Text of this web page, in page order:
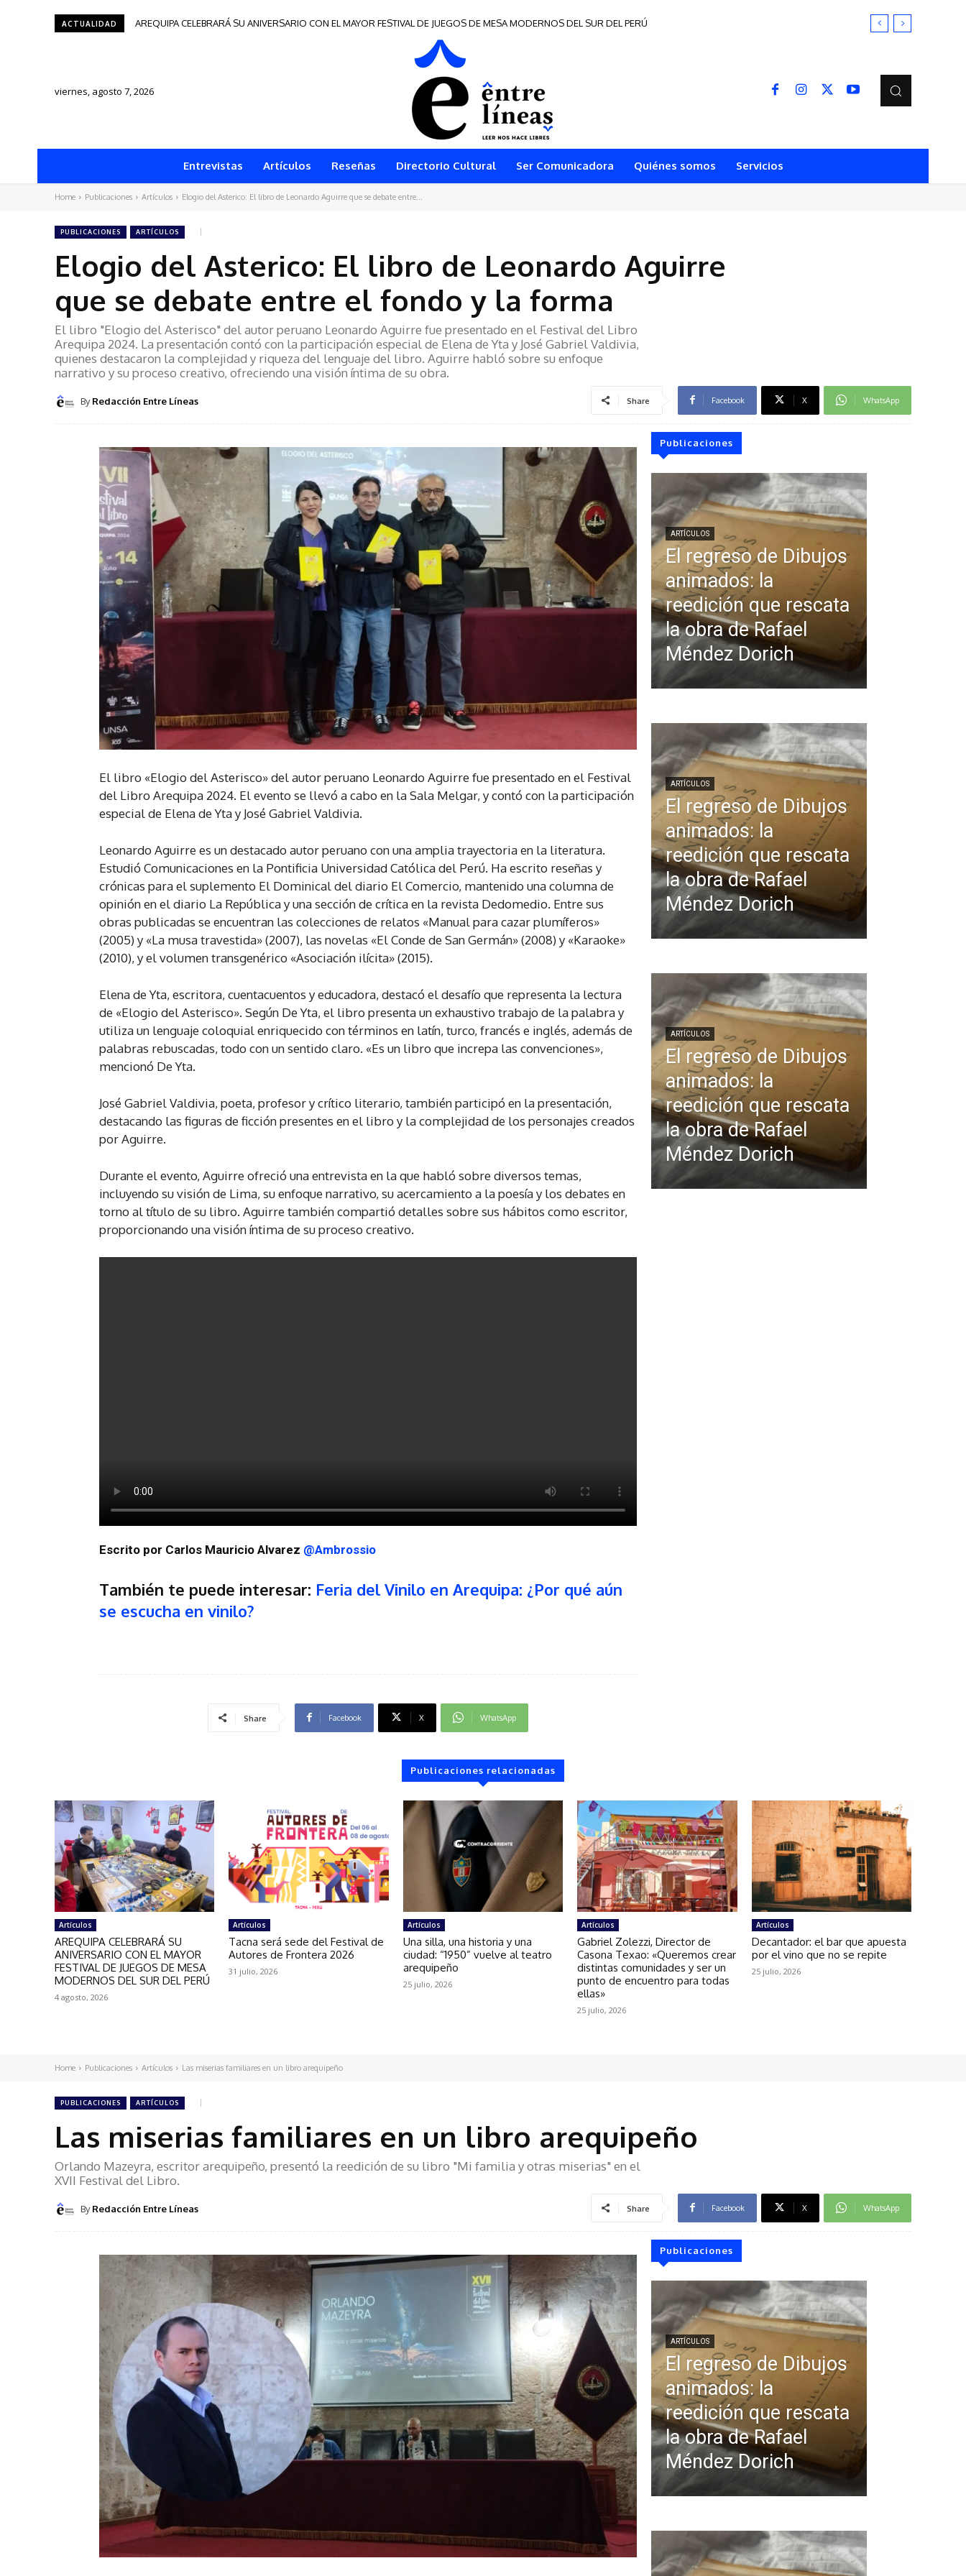
ACTUALIDAD AREQUIPA CELEBRARÁ SU ANIVERSARIO CON EL MAYOR FESTIVAL DE JUEGOS DE MESA MODERNOS DEL SUR DEL PERÚ
Tacna será sede del Festival de Autores de Frontera 2026
viernes, agosto 7, 2026
Entrevistas Artículos Reseñas Directorio Cultural Ser Comunicadora Quiénes somos Servicios
Home Publicaciones Artículos Elogio del Asterico: El libro de Leonardo Aguirre que se debate entre...
PUBLICACIONES ARTÍCULOS
Elogio del Asterico: El libro de Leonardo Aguirre
que se debate entre el fondo y la forma
El libro "Elogio del Asterisco" del autor peruano Leonardo Aguirre fue presentado en el Festival del Libro
Arequipa 2024. La presentación contó con la participación especial de Elena de Yta y José Gabriel Valdivia,
quienes destacaron la complejidad y riqueza del lenguaje del libro. Aguirre habló sobre su enfoque
narrativo y su proceso creativo, ofreciendo una visión íntima de su obra.
By Redacción Entre Líneas Share Facebook X WhatsApp
El libro «Elogio del Asterisco» del autor peruano Leonardo Aguirre fue presentado en el Festival
del Libro Arequipa 2024. El evento se llevó a cabo en la Sala Melgar, y contó con la participación
especial de Elena de Yta y José Gabriel Valdivia.
Leonardo Aguirre es un destacado autor peruano con una amplia trayectoria en la literatura.
Estudió Comunicaciones en la Pontificia Universidad Católica del Perú. Ha escrito reseñas y
crónicas para el suplemento El Dominical del diario El Comercio, mantenido una columna de
opinión en el diario La República y una sección de crítica en la revista Dedomedio. Entre sus
obras publicadas se encuentran las colecciones de relatos «Manual para cazar plumíferos»
(2005) y «La musa travestida» (2007), las novelas «El Conde de San Germán» (2008) y «Karaoke»
(2010), y el volumen transgenérico «Asociación ilícita» (2015).
Elena de Yta, escritora, cuentacuentos y educadora, destacó el desafío que representa la lectura
de «Elogio del Asterisco». Según De Yta, el libro presenta un exhaustivo trabajo de la palabra y
utiliza un lenguaje coloquial enriquecido con términos en latín, turco, francés e inglés, además de
palabras rebuscadas, todo con un sentido claro. «Es un libro que increpa las convenciones»,
mencionó De Yta.
José Gabriel Valdivia, poeta, profesor y crítico literario, también participó en la presentación,
destacando las figuras de ficción presentes en el libro y la complejidad de los personajes creados
por Aguirre.
Durante el evento, Aguirre ofreció una entrevista en la que habló sobre diversos temas,
incluyendo su visión de Lima, su enfoque narrativo, su acercamiento a la poesía y los debates en
torno al título de su libro. Aguirre también compartió detalles sobre sus hábitos como escritor,
proporcionando una visión íntima de su proceso creativo.
Escrito por Carlos Mauricio Alvarez @Ambrossio
También te puede interesar: Feria del Vinilo en Arequipa: ¿Por qué aún
se escucha en vinilo?
Share Facebook X WhatsApp
Publicaciones
ARTÍCULOS
El regreso de Dibujos
animados: la
reedición que rescata
la obra de Rafael
Méndez Dorich
ARTÍCULOS
El regreso de Dibujos
animados: la
reedición que rescata
la obra de Rafael
Méndez Dorich
ARTÍCULOS
El regreso de Dibujos
animados: la
reedición que rescata
la obra de Rafael
Méndez Dorich
Publicaciones relacionadas
Artículos
AREQUIPA CELEBRARÁ SU
ANIVERSARIO CON EL MAYOR
FESTIVAL DE JUEGOS DE MESA
MODERNOS DEL SUR DEL PERÚ
4 agosto, 2026
Artículos
Tacna será sede del Festival de
Autores de Frontera 2026
31 julio, 2026
Artículos
Una silla, una historia y una
ciudad: “1950” vuelve al teatro
arequipeño
25 julio, 2026
Artículos
Gabriel Zolezzi, Director de
Casona Texao: «Queremos crear
distintas comunidades y ser un
punto de encuentro para todas
ellas»
25 julio, 2026
Artículos
Decantador: el bar que apuesta
por el vino que no se repite
25 julio, 2026